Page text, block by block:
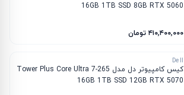
16GB 1TB SSD 8GB RTX 5060
۴۱۰٬۴۰۰٬۰۰۰ تومان
Dell
کیس کامپیوتر دل مدل Tower Plus Core Ultra 7-265
16GB 1TB SSD 12GB RTX 5070